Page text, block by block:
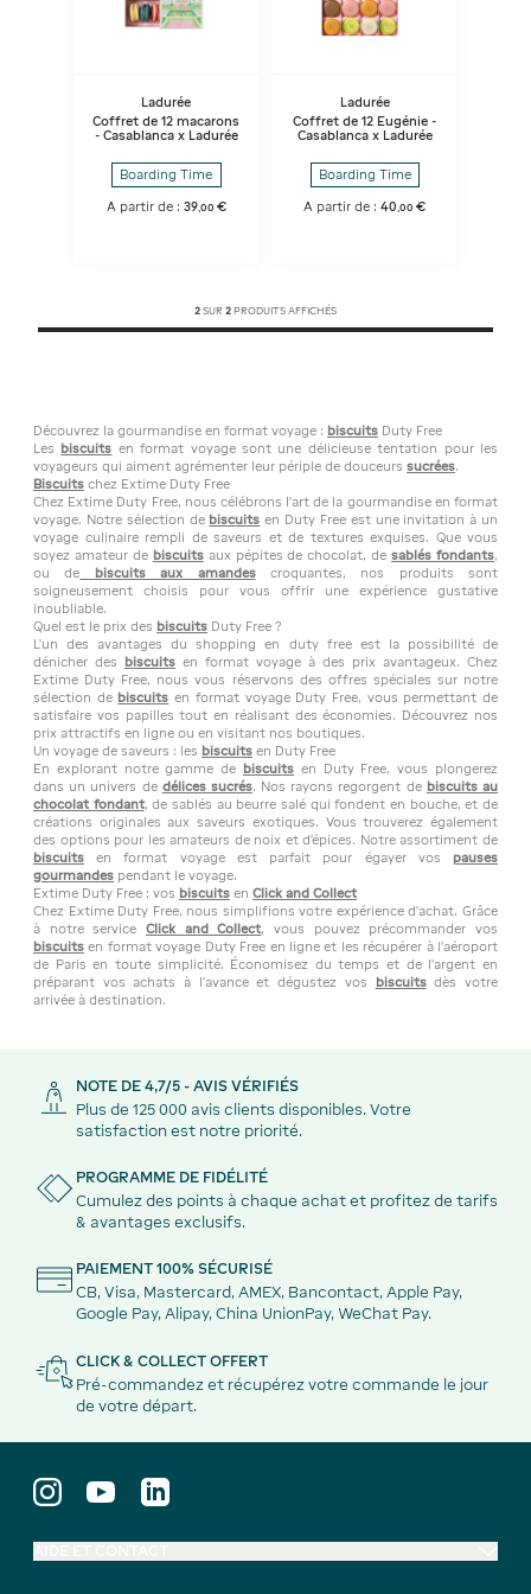
Ladurée
Coffret de 12 macarons
- Casablanca x Ladurée
Boarding Time
A partir de : 39, 00 €
Ladurée
Coffret de 12 Eugénie -
Casablanca x Ladurée
Boarding Time
A partir de :40 ,00 €
2 SUR 2 PRODUITS AFFICHÉS
Découvrez la gourmandise en format voyage : biscuits Duty Free
Les
biscuits en format voyage sont une délicieuse tentation pour les
voyageurs qui aiment agrémenter leur périple de douceurs sucrées.
Biscuits chez Extime Duty Free
Chez Extime Duty Free, nous célébrons l'art de la gourmandise en format
voyage. Notre sélection de biscuits en Duty Free est une invitation à un
voyage culinaire rempli de saveurs et de textures exquises. Que vous
soyez amateur de biscuitsaux pépites de chocolat, desablés fondants,
ou de biscuits aux amandescroquantes, nos produits sont
soigneusement choisis pour vous offrir une expérience gustative
inoubliable.
Quel est le prix des biscuits Duty Free ?
L'un des avantages du shopping en duty free est la possibilité de
dénicher des
biscuits en format voyage à des prix avantageux. Chez
Extime Duty Free, nous vous réservons des offres spéciales sur notre
sélection de biscuits en format voyage Duty Free, vous permettant de
satisfaire vos papilles tout en réalisant des économies. Découvrez nos
prix attractifs en ligne ou en visitant nos boutiques.
Un voyage de saveurs : les biscuits en Duty Free
En explorant notre gamme de
biscuits en Duty Free, vous plongerez
dans un univers de délices sucrés. Nos rayons regorgent de biscuits au
chocolat fondant, de sablés au beurre salé qui fondent en bouche, et de
créations originales aux saveurs exotiques. Vous trouverez également
des options pour les amateurs de noix et d'épices. Notre assortiment de
biscuits en format voyage est parfait pour égayer vos pauses
gourmandes pendant le voyage.
Extime Duty Free : vos biscuits en Click and Collect
Chez Extime Duty Free, nous simplifions votre expérience d'achat. Grâce
à notre service Click and Collect, vous pouvez précommander vos
biscuits en format voyage Duty Free en ligne et les récupérer à l'aéroport
de Paris en toute simplicité. Économisez du temps et de l'argent en
préparant vos achats à l'avance et dégustez vos
biscuitsdès votre
arrivée à destination.
NOTE DE 4,7/5 - AVIS VÉRIFIÉS
Plus de 125 000 avis clients disponibles. Votre
satisfaction est notre priorité.
PROGRAMME DE FIDÉLITÉ
Cumulez des points à chaque achat et profitez de tarifs
& avantages exclusifs.
PAIEMENT 100% SÉCURISÉ
CB, Visa, Mastercard, AMEX, Bancontact, Apple Pay,
Google Pay, Alipay, China UnionPay, WeChat Pay.
CLICK & COLLECT OFFERT
Pré-commandez et récupérez votre commande le jour
de votre départ.